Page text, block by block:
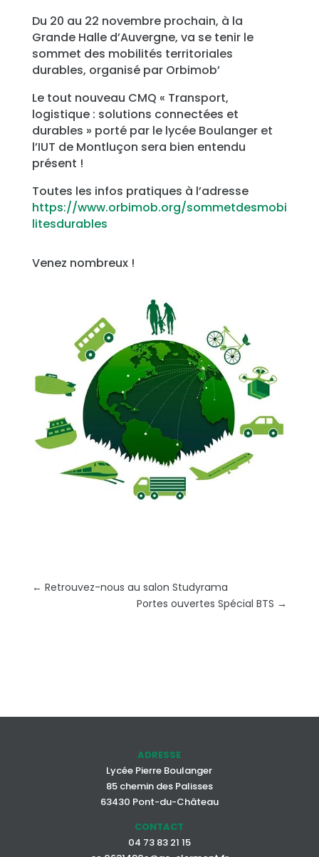
Du 20 au 22 novembre prochain, à la
Grande Halle d’Auvergne, va se tenir le
sommet des mobilités territoriales
durables, organisé par Orbimob’
Le tout nouveau CMQ « Transport,
logistique : solutions connectées et
durables » porté par le lycée Boulanger et
l’IUT de Montluçon sera bien entendu
présent !
Toutes les infos pratiques à l’adresse
https://www.orbimob.org/sommetdesmobi
litesdurables
Venez nombreux !
← Retrouvez-nous au salon Studyrama
Portes ouvertes Spécial BTS →
ADRESSE
Lycée Pierre Boulanger
85 chemin des Palisses
63430 Pont-du-Château
CONTACT
04 73 83 21 15